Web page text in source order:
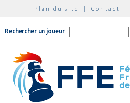
Plan du site | Contact |
Rechercher un joueur